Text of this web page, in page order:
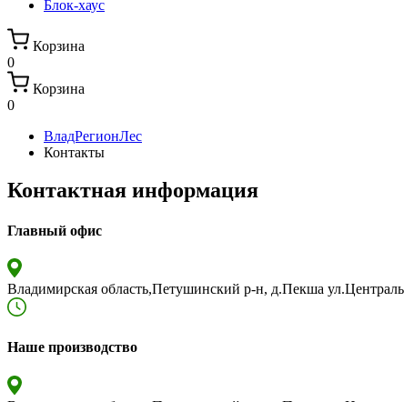
Блок-хаус
Корзина
0
Корзина
0
ВладРегионЛес
Контакты
Контактная информация
Главный офис
Владимирская область,Петушинский р-н, д.Пекша
Наше производство